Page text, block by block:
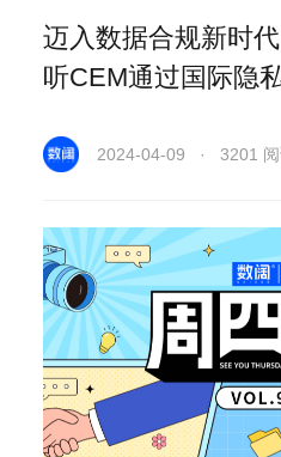
迈入数据合规新时
听CEM通过国际隐
2024-04-09 · 3201 阅